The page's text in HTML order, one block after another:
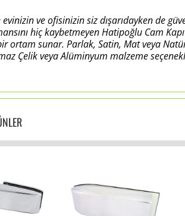
ve ofisinizin siz dışarıdayken de
hiç kaybetmeyen Hatipoğlu Cam
ortam sunar. Parlak, Satin, Mat veya
Çelik veya Alüminyum malzeme